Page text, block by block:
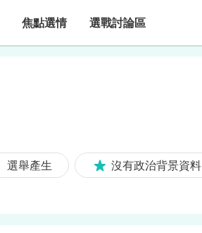
焦點選情 選戰討論區
選舉產生 沒有政治背景資料